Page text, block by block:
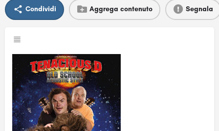
Condividi Aggrega contenuto Segnala